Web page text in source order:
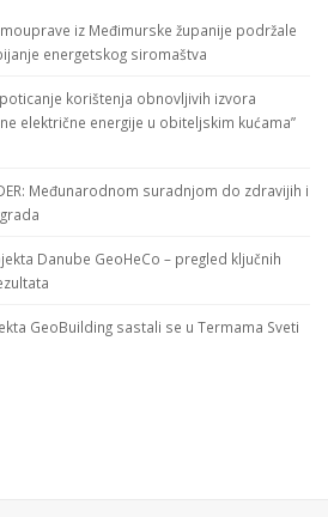
iz Međimurske županije podržale
energetskog siromaštva
korištenja obnovljivih izvora
električne energije u obiteljskim kućama”
Međunarodnom suradnjom do zdravijih i
Danube GeoHeCo – pregled ključnih
GeoBuilding sastali se u Termama Sveti